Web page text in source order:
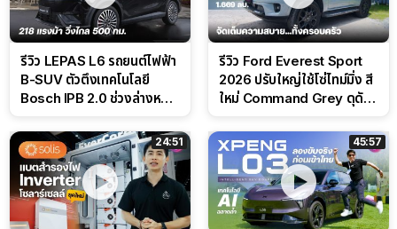
รีวิว LEPAS L6 รถยนต์ไฟฟ้า
B-SUV ตัวตึงเทคโนโลยี
Bosch IPB 2.0 ช่วงล่างหนึบ
รีวิว Ford Everest Sport
2026 ปรับใหญ่ใช้โซ่ไทม์มิ่ง สี
ใหม่ Command Grey ดุดัน
24:51 45:57